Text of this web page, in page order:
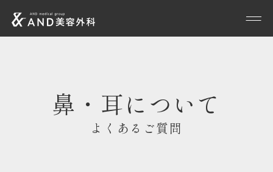
鼻・耳について
よくあるご質問